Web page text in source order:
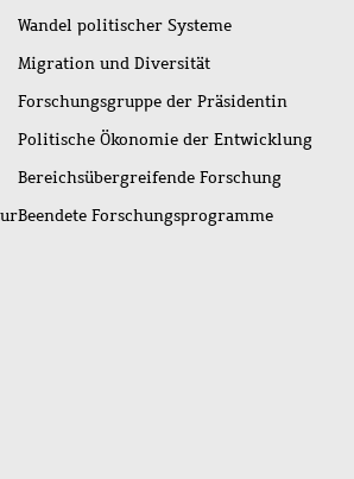
Wandel politischer Systeme
Migration und Diversität
Forschungsgruppe der Präsidentin
Politische Ökonomie der Entwicklung
Bereichsübergreifende Forschung
Beendete Forschungsprogramme